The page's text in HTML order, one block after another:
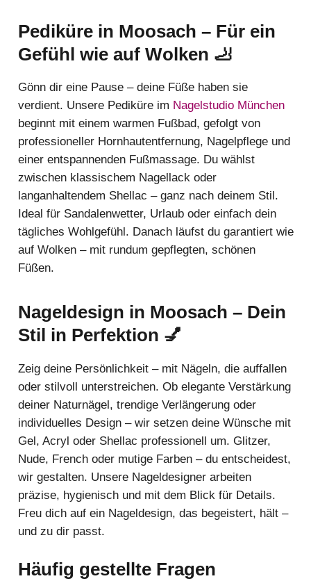
Pediküre in Moosach – Für ein
Gefühl wie auf Wolken 🦶
Gönn dir eine Pause – deine Füße haben sie
verdient. Unsere Pediküre im Nagelstudio München
beginnt mit einem warmen Fußbad, gefolgt von
professioneller Hornhautentfernung, Nagelpflege und
einer entspannenden Fußmassage. Du wählst
zwischen klassischem Nagellack oder
langanhaltendem Shellac – ganz nach deinem Stil.
Ideal für Sandalenwetter, Urlaub oder einfach dein
tägliches Wohlgefühl. Danach läufst du garantiert wie
auf Wolken – mit rundum gepflegten, schönen
Füßen.
Nageldesign in Moosach – Dein
Stil in Perfektion 💅
Zeig deine Persönlichkeit – mit Nägeln, die auffallen
oder stilvoll unterstreichen. Ob elegante Verstärkung
deiner Naturnägel, trendige Verlängerung oder
individuelles Design – wir setzen deine Wünsche mit
Gel, Acryl oder Shellac professionell um. Glitzer,
Nude, French oder mutige Farben – du entscheidest,
wir gestalten. Unsere Nageldesigner arbeiten
präzise, hygienisch und mit dem Blick für Details.
Freu dich auf ein Nageldesign, das begeistert, hält –
und zu dir passt.
Häufig gestellte Fragen